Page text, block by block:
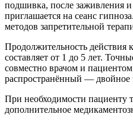
подшивка, после заживления
приглашается на сеанс
методов запретительной
Продолжительность действия
составляет от 1 до 5 лет.
совместно врачом и
распространённый — двойное
При необходимости пациенту
дополнительное